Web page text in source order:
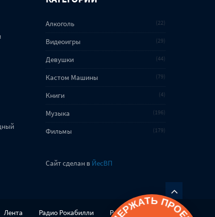
Алкоголь 22
Видеоигры 29
Девушки 44
Кастом Машины 79
Книги 4
Музыка 196
Фильмы 179
Сайт сделан в ЙесВП
Лента Радио Рокабилли Реклама на сайте